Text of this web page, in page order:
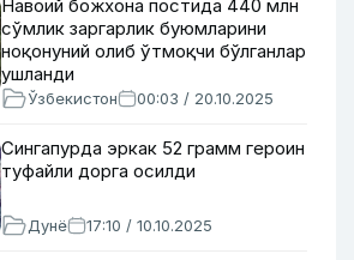
Навоий божхона постида 440 млн
сўмлик заргарлик буюмларини
ноқонуний олиб ўтмоқчи бўлганлар
ушланди
Ўзбекистон 00:03 / 20.10.2025
Сингапурда эркак 52 грамм героин
туфайли дорга осилди
Дунё 17:10 / 10.10.2025